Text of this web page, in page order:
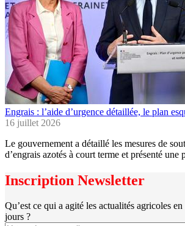
Engrais : l’aide d’urgence détaillée, le plan
16 juillet 2026
Le gouvernement a détaillé les mesures de
d’engrais azotés à court terme et présenté
Inscription Newsletter
Qu’est ce qui a agité les actualités agricoles
jours ?